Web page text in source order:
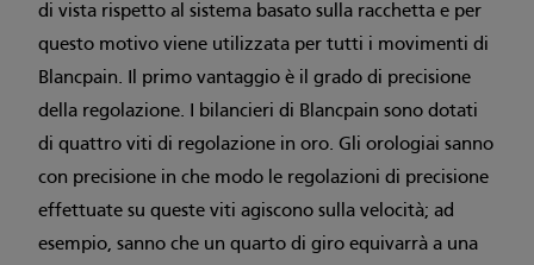
di vista rispetto al sistema basato sulla racchetta e per
questo motivo viene utilizzata per tutti i movimenti di
Blancpain. Il primo vantaggio è il grado di precisione
della regolazione. I bilancieri di Blancpain sono dotati
di quattro viti di regolazione in oro. Gli orologiai sanno
con precisione in che modo le regolazioni di precisione
effettuate su queste viti agiscono sulla velocità; ad
esempio, sanno che un quarto di giro equivarrà a una